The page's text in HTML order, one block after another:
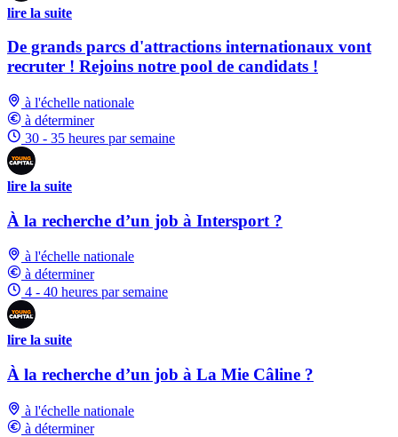
lire la suite
De grands parcs d'attractions internationaux vont
recruter ! Rejoins notre pool de candidats !
à l'échelle nationale
à déterminer
30 - 35 heures par semaine
lire la suite
À la recherche d’un job à Intersport ?
à l'échelle nationale
à déterminer
4 - 40 heures par semaine
lire la suite
À la recherche d’un job à La Mie Câline ?
à l'échelle nationale
à déterminer